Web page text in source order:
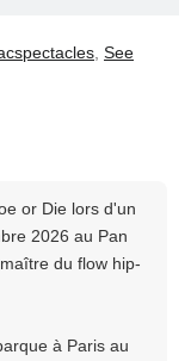
See
or Die lors d'un
2026 au Pan
du flow hip-
à Paris au